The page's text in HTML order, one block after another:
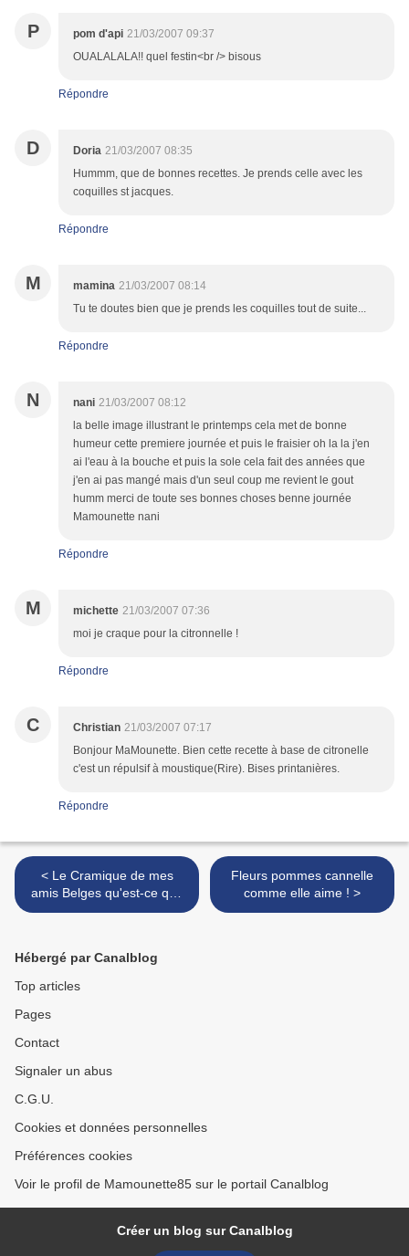
P pom d'api 21/03/2007 09:37
OUALALALA!! quel festin<br /> bisous
Répondre
D Doria 21/03/2007 08:35
Hummm, que de bonnes recettes. Je prends celle avec les
coquilles st jacques.
Répondre
M mamina 21/03/2007 08:14
Tu te doutes bien que je prends les coquilles tout de suite...
Répondre
N nani 21/03/2007 08:12
la belle image illustrant le printemps cela met de bonne
humeur cette premiere journée et puis le fraisier oh la la j'en
ai l'eau à la bouche et puis la sole cela fait des années que
j'en ai pas mangé mais d'un seul coup me revient le gout
humm merci de toute ses bonnes choses benne journée
Mamounette nani
Répondre
M michette 21/03/2007 07:36
moi je craque pour la citronnelle !
Répondre
C Christian 21/03/2007 07:17
Bonjour MaMounette. Bien cette recette à base de citronelle
c'est un répulsif à moustique(Rire). Bises printanières.
Répondre
< Le Cramique de mes
amis Belges qu'est-ce que
c'est bon !
Fleurs pommes cannelle
comme elle aime ! >
Hébergé par Canalblog
Top articles
Pages
Contact
Signaler un abus
C.G.U.
Cookies et données personnelles
Préférences cookies
Voir le profil de Mamounette85 sur le portail Canalblog
Créer un blog sur Canalblog